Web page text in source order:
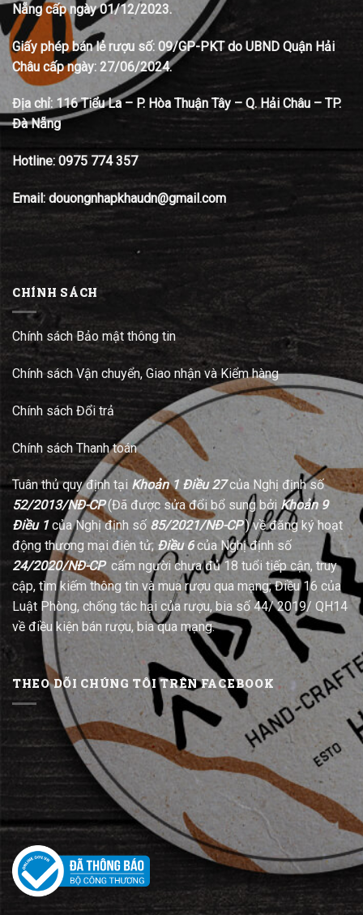
Nẵng cấp ngày 01/12/2023.
Giấy phép bán lẻ rượu số: 09/GP-PKT do UBND Quận Hải
Châu cấp ngày: 27/06/2024.
Địa chỉ: 116 Tiểu La – P. Hòa Thuận Tây – Q. Hải Châu – TP.
Đà Nẵng
Hotline: 0975 774 357
Email: douongnhapkhaudn@gmail.com
CHÍNH SÁCH
Chính sách Bảo mật thông tin
Chính sách Vận chuyển, Giao nhận và Kiểm hàng
Chính sách Đổi trả
Chính sách Thanh toán
Tuân thủ quy định tại Khoản 1 Điều 27của Nghị định số
52/2013/NĐ-CP(Đã được sửa đổi bổ sung bởi Khoản 9
Điều 1của Nghị định số 85/2021/NĐ-CP) về đăng ký hoạt
động thương mại điện tử; Điều 6của Nghị định số
24/2020/NĐ-CPcấm người chưa đủ 18 tuổi tiếp cận, truy
cập, tìm kiếm thông tin và mua rượu qua mạng; Điều 16 của
Luật Phòng, chống tác hại của rượu, bia số 44/ 2019/ QH14
về điều kiện bán rượu, bia qua mạng.
THEO DÕI CHÚNG TÔI TRÊN FACEBOOK